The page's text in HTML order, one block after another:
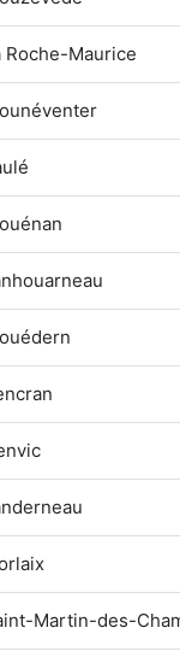
Roche-Maurice
Martin-des-